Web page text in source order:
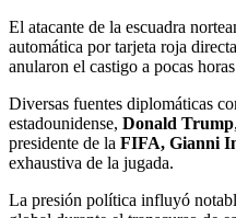
El atacante de la escuadra
automática por tarjeta roja
anularon el castigo a pocas
Diversas fuentes diplomáticas
estadounidense, Donald Trump
presidente de la FIFA, Gianni
exhaustiva de la jugada.
La presión política influyó